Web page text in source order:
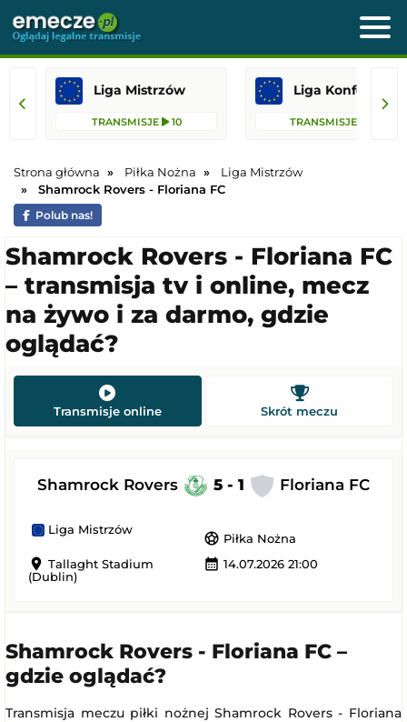
Liga Mistrzów
TRANSMISJE 10 TRANSMISJE
Strona główna Piłka Nożna
Liga Mistrzów
Shamrock Rovers - Floriana FC
Polub nas!
Shamrock Rovers - Floriana FC
– transmisja tv i online, mecz
na żywo i za darmo, gdzie
oglądać?
Transmisje online Skrót meczu
Shamrock Rovers 5 - 1 Floriana FC
Liga Mistrzów
sports_soccer Piłka Nożna
location_on Tallaght Stadium
(Dublin)
calendar_month 14.07.2026 21:00
Shamrock Rovers - Floriana FC –
gdzie oglądać?
Transmisja meczu piłki nożnej Shamrock Rovers - Floriana